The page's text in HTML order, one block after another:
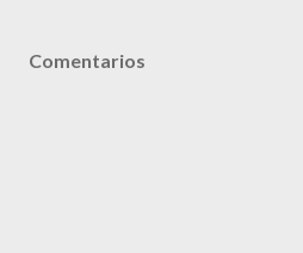
Comentarios